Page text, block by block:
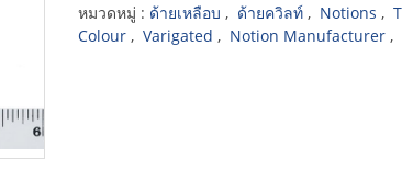
หมวดหมู่ : ด้ายเหลือบ , ด้ายควิลท์ , Notions ,
Colour , Varigated , Notion Manufacturer ,